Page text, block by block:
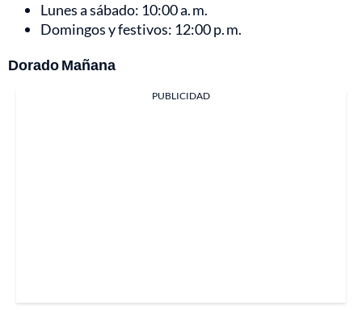
Lunes a sábado: 10:00 a. m.
Domingos y festivos: 12:00 p. m.
Dorado Mañana
PUBLICIDAD